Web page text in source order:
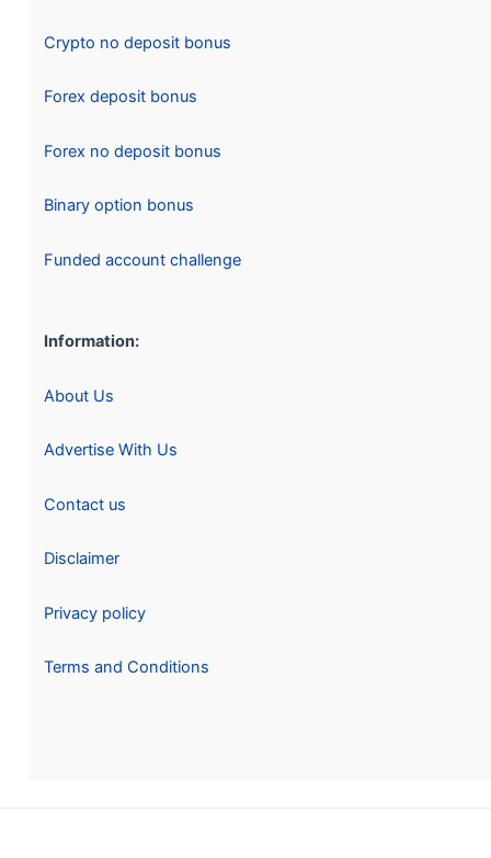
Crypto no deposit bonus
Forex deposit bonus
Forex no deposit bonus
Binary option bonus
Funded account challenge
Information:
About Us
Advertise With Us
Contact us
Disclaimer
Privacy policy
Terms and Conditions